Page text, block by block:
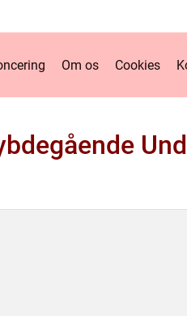
Om os Cookies